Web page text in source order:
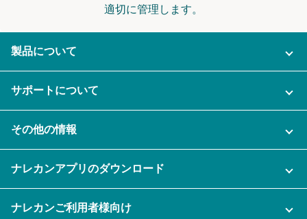
適切に管理します。
製品について
ご利用企業様の声
セキュリティ
資料をダウンロードする
サポートについて
充実サポート
その他の情報
セミナー一覧
ナレカンアプリのダウンロード
ナレカンご利用者様向け